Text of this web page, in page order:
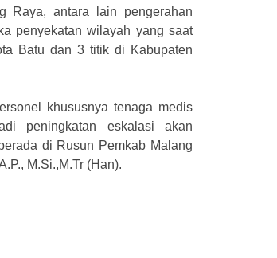
Raya, antara lain pengerahan
penyekatan wilayah yang saat
Batu dan 3 titik di Kabupaten
khususnya tenaga medis
peningkatan eskalasi akan
di Rusun Pemkab Malang
M.Si.,M.Tr (Han).